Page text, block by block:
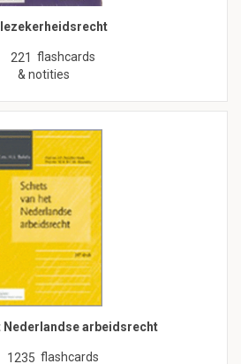
221 flashcards
& notities
Nederlandse arbeidsrecht
1235 flashcards